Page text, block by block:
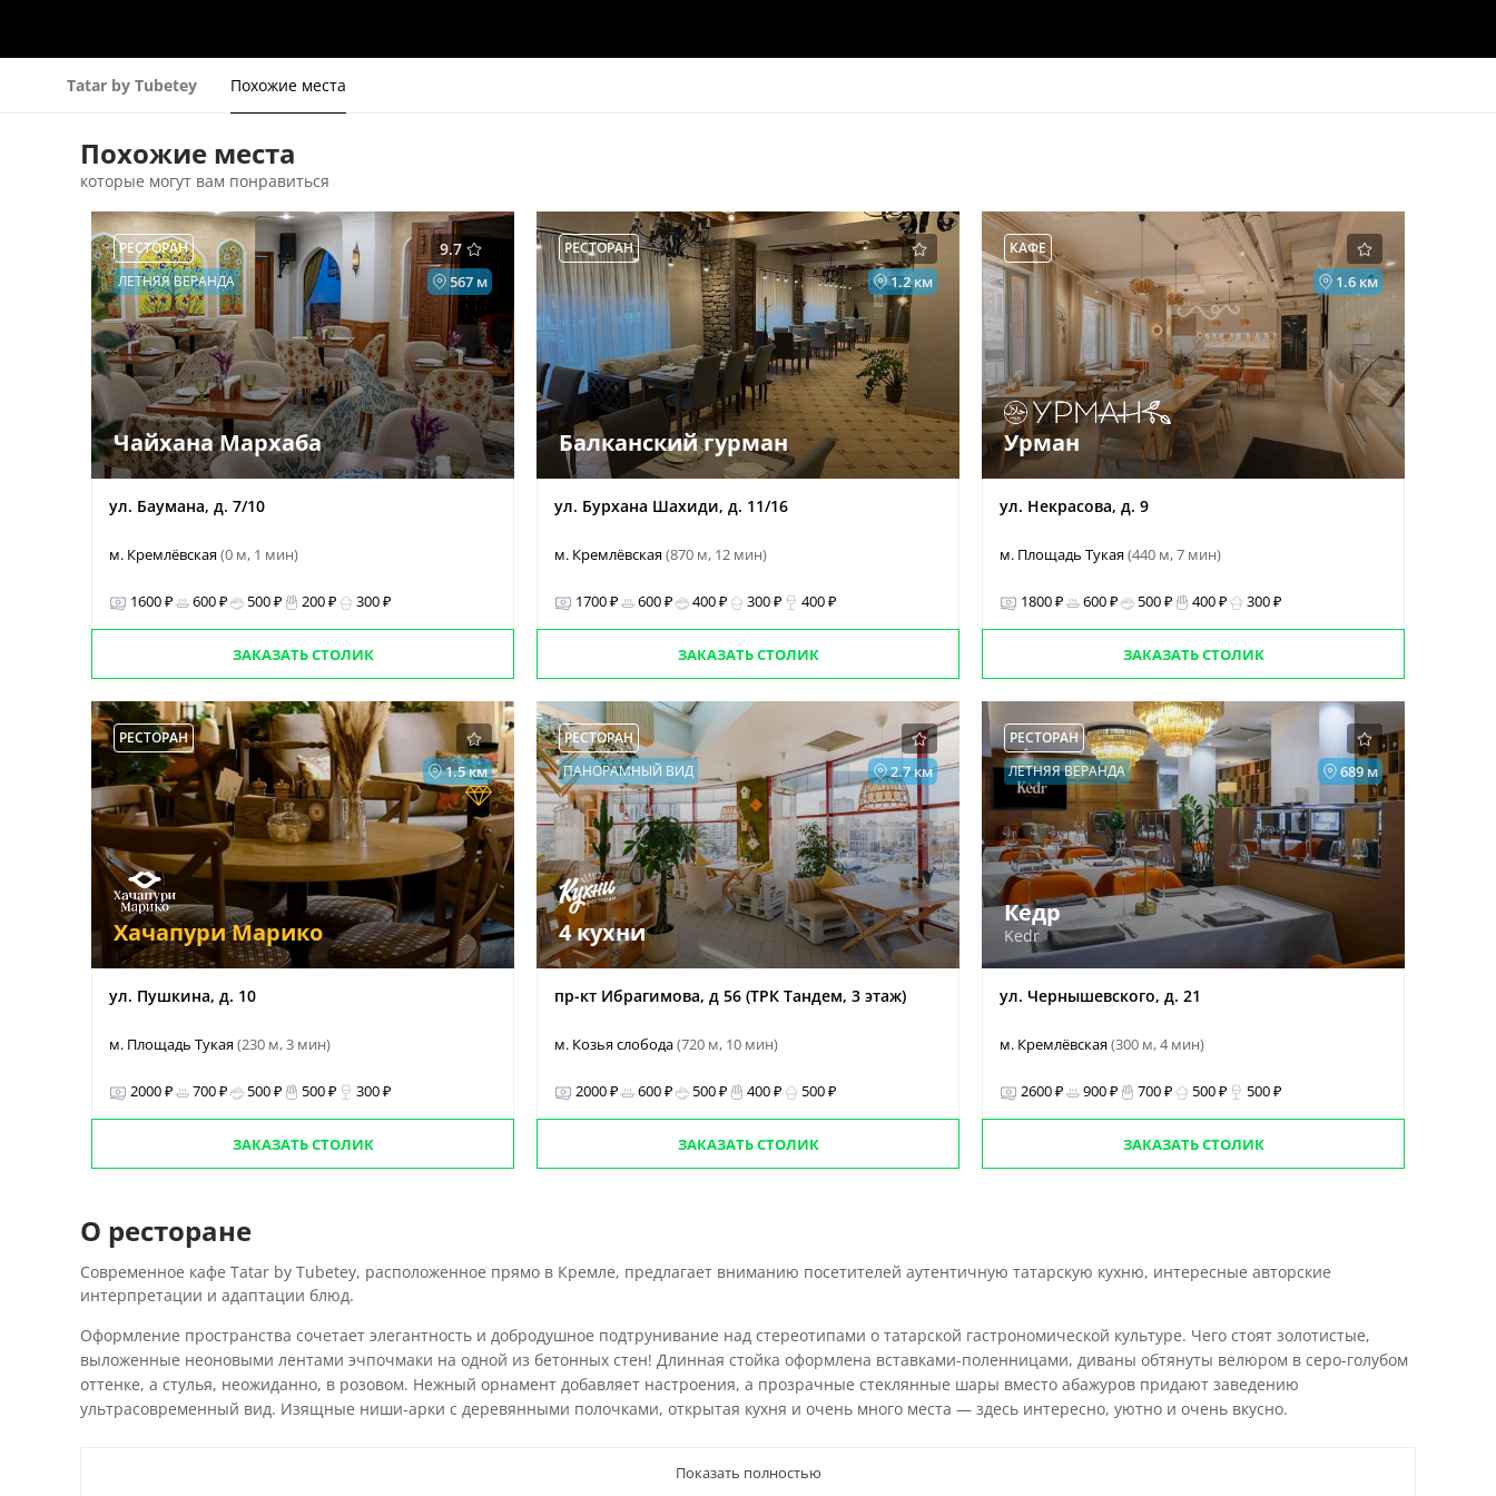
Tatar by Tubetey Похожие места
Похожие места
которые могут вам понравиться
9.7
РЕСТОРАН
567 м
ЛЕТНЯЯ ВЕРАНДА
Чайхана Мархаба
ул. Баумана, д. 7/10
м. Кремлёвская(0 м, 1 мин)
1600 ₽ 600 ₽ 500 ₽ 200 ₽ 300 ₽
ЗАКАЗАТЬ СТОЛИК
РЕСТОРАН
1.2 км
Балканский гурман
ул. Бурхана Шахиди, д. 11/16
м. Кремлёвская(870 м, 12 мин)
1700 ₽ 600 ₽ 400 ₽ 300 ₽ 400 ₽
ЗАКАЗАТЬ СТОЛИК
КАФЕ
1.6 км
Урман
ул. Некрасова, д. 9
м. Площадь Тукая(440 м, 7 мин)
1800 ₽ 600 ₽ 500 ₽ 400 ₽ 300 ₽
ЗАКАЗАТЬ СТОЛИК
РЕСТОРАН
1.5 км
Хачапури Марико
ул. Пушкина, д. 10
м. Площадь Тукая(230 м, 3 мин)
2000 ₽ 700 ₽ 500 ₽ 500 ₽ 300 ₽
ЗАКАЗАТЬ СТОЛИК
РЕСТОРАН
2.7 км
ПАНОРАМНЫЙ ВИД
4 кухни
пр-кт Ибрагимова, д 56 (ТРК Тандем, 3 этаж)
м. Козья слобода(720 м, 10 мин)
2000 ₽ 600 ₽ 500 ₽ 400 ₽ 500 ₽
ЗАКАЗАТЬ СТОЛИК
РЕСТОРАН
689 м
ЛЕТНЯЯ ВЕРАНДА
Кедр
Kedr
ул. Чернышевского, д. 21
м. Кремлёвская(300 м, 4 мин)
2600 ₽ 900 ₽ 700 ₽ 500 ₽ 500 ₽
ЗАКАЗАТЬ СТОЛИК
О ресторане
Современное кафе Tatar by Tubetey, расположенное прямо в Кремле, предлагает вниманию посетителей аутентичную татарскую кухню, интересные авторские
интерпретации и адаптации блюд.
Оформление пространства сочетает элегантность и добродушное подтрунивание над стереотипами о татарской гастрономической культуре. Чего стоят золотистые,
выложенные неоновыми лентами эчпочмаки на одной из бетонных стен! Длинная стойка оформлена вставками-поленницами, диваны обтянуты велюром в серо-голубом
оттенке, а стулья, неожиданно, в розовом. Нежный орнамент добавляет настроения, а прозрачные стеклянные шары вместо абажуров придают заведению
ультрасовременный вид. Изящные ниши-арки с деревянными полочками, открытая кухня и очень много места — здесь интересно, уютно и очень вкусно.
Показать полностью